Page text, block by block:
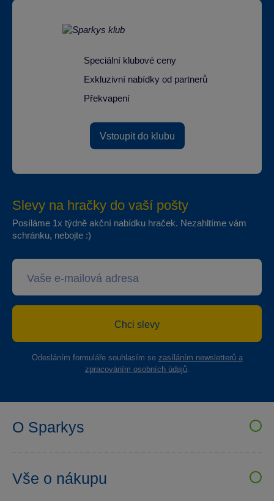
Speciální klubové ceny
Exkluzivní nabídky od partnerů
Překvapení
Vstoupit do klubu
Slevy na hračky do vaší pošty
Posíláme 1x týdně akční nabídku hraček. Nezahltíme vám
schránku, nebojte :)
Chci slevy
Odesláním formuláře souhlasím se zasíláním newsletterů a
zpracováním osobních údajů.
O Sparkys
Sparkys klub
Vše o nákupu